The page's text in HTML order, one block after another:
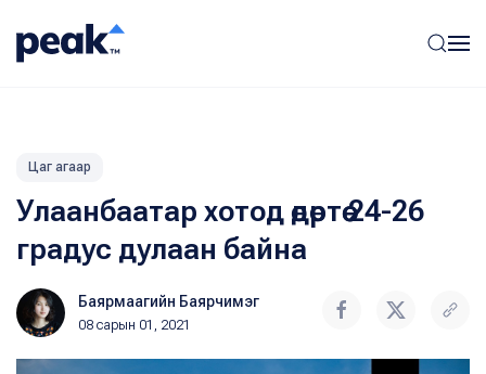
Цаг агаар
Улаанбаатар хотод өдөртөө 24-26
градус дулаан байна
Баярмаагийн Баярчимэг
08 сарын 01, 2021